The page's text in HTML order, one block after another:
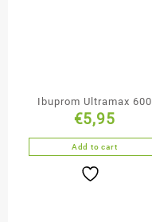
Ibuprom Ultramax 600
mg 10 tabletek
powlekanych
€5,95
Add to cart